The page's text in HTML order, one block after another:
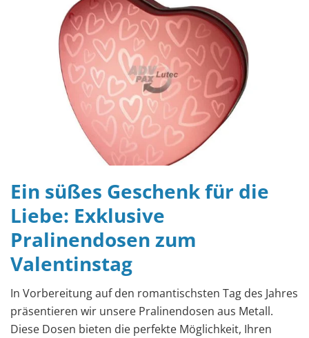
Ein süßes Geschenk für die
Liebe: Exklusive
Pralinendosen zum
Valentinstag
In Vorbereitung auf den romantischsten Tag des Jahres
präsentieren wir unsere Pralinendosen aus Metall.
Diese Dosen bieten die perfekte Möglichkeit, Ihren